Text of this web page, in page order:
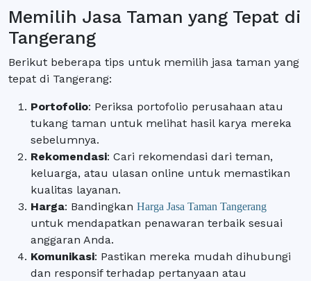
Memilih Jasa Taman yang Tepat di
Tangerang
Berikut beberapa tips untuk memilih jasa taman yang
tepat di Tangerang:
Portofolio: Periksa portofolio perusahaan atau
tukang taman untuk melihat hasil karya mereka
sebelumnya.
Rekomendasi: Cari rekomendasi dari teman,
keluarga, atau ulasan online untuk memastikan
kualitas layanan.
Harga: Bandingkan Harga Jasa Taman Tangerang
untuk mendapatkan penawaran terbaik sesuai
anggaran Anda.
Komunikasi: Pastikan mereka mudah dihubungi
dan responsif terhadap pertanyaan atau